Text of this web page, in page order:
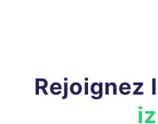
Rejoignez